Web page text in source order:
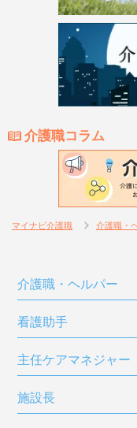
介護職コラム
マイナビ介護職 介護職・
介護職・ヘルパー
看護助手
主任ケアマネジャー
施設長